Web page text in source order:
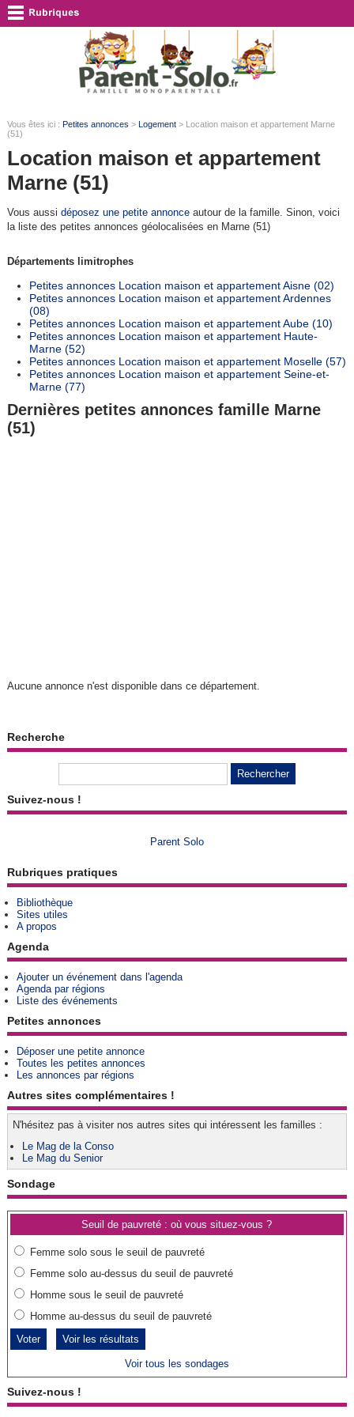
Vous êtes ici : Petites annonces > Logement> Location maison et appartement Marne
(51)
Location maison et appartement
Marne (51)
Vous aussi déposez une petite annonceautour de la famille. Sinon, voici
la liste des petites annonces géolocalisées en Marne (51)
Départements limitrophes
Petites annonces Location maison et appartement Aisne (02)
Petites annonces Location maison et appartement Ardennes
(08)
Petites annonces Location maison et appartement Aube (10)
Petites annonces Location maison et appartement Haute-
Marne (52)
Petites annonces Location maison et appartement Moselle (57)
Petites annonces Location maison et appartement Seine-et-
Marne (77)
Dernières petites annonces famille Marne
(51)
Aucune annonce n'est disponible dans ce département.
Recherche
Suivez-nous !
Parent Solo
Rubriques pratiques
Bibliothèque
Sites utiles
A propos
Agenda
Ajouter un événement dans l'agenda
Agenda par régions
Liste des événements
Petites annonces
Déposer une petite annonce
Toutes les petites annonces
Les annonces par régions
Autres sites complémentaires !
N'hésitez pas à visiter nos autres sites qui intéressent les familles :
Le Mag de la Conso
Le Mag du Senior
Sondage
Seuil de pauvreté : où vous situez-vous ?
Femme solo sous le seuil de pauvreté
Femme solo au-dessus du seuil de pauvreté
Homme sous le seuil de pauvreté
Homme au-dessus du seuil de pauvreté
Voir les résultats
Voir tous les sondages
Suivez-nous !